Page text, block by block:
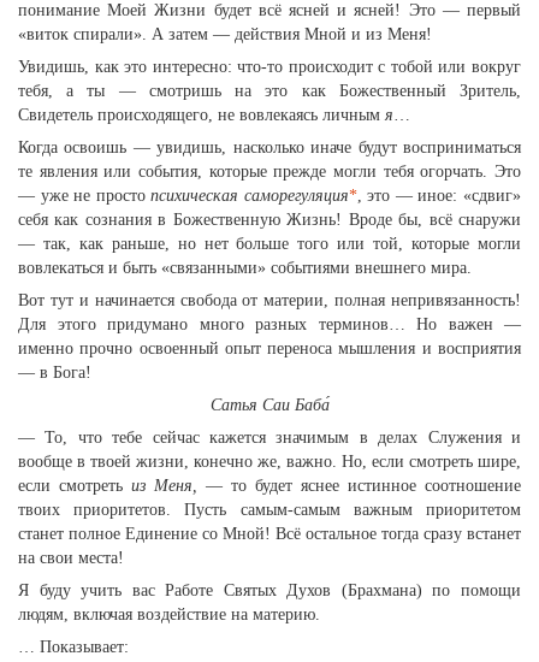
понимание Моей Жизни будет всё ясней и ясней! Это — первый
«виток спирали». А затем — действия Мной и из Меня!
Увидишь, как это интересно: что-то происходит с тобой или вокруг
тебя, а ты — смотришь на это как Божественный Зритель,
Свидетель происходящего, не вовлекаясь личнымя…
Когда освоишь — увидишь, насколько иначе будут восприниматься
те явления или события, которые прежде могли тебя огорчать. Это
— уже не простопсихическая саморегуляция*, это — иное: «сдвиг»
себя как сознания в Божественную Жизнь! Вроде бы, всё снаружи
— так, как раньше, но нет больше того или той, которые могли
вовлекаться и быть «связанными» событиями внешнего мира.
Вот тут и начинается свобода от материи, полная непривязанность!
Для этого придумано много разных терминов… Но важен —
именно прочно освоенный опыт переноса мышления и восприятия
— в Бога!
Сатья Саи Баба́
— То, что тебе сейчас кажется значимым в делах Служения и
вообще в твоей жизни, конечно же, важно. Но, если смотреть шире,
если смотреть из Меня, — то будет яснее истинное соотношение
твоих приоритетов. Пусть самым-самым важным приоритетом
станет полное Единение со Мной! Всё остальное тогда сразу встанет
на свои места!
Я буду учить вас Работе Святых Духов (Брахмана) по помощи
людям, включая воздействие на материю.
… Показывает: